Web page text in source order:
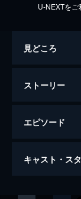
U-NEXTを
見どころ
ストーリー
エピソード
第1話 色付く世界
の中のクノンは
キャスト・ス